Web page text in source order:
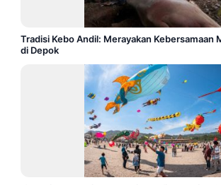
Tradisi Kebo Andil: Merayakan Kebersamaan
di Depok